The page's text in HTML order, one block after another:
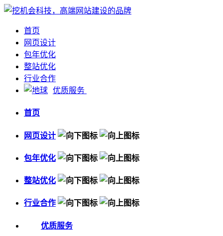
首页
网页设计
包年优化
整站优化
行业合作
优质服务
首页
网页设计
包年优化
整站优化
行业合作
优质服务